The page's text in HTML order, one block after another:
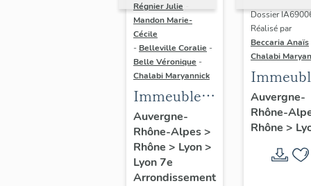
Régnier Julie
Mandon Marie-
Cécile
- Belleville Coralie -
Belle Véronique -
Chalabi Maryannick
Immeubles
du secteur
d'étude La
Guillotière
Auvergne-
Rhône-Alpes>
Rhône > Lyon>
Lyon 7e
Arrondissement
Dossier
Réalisé par
Beccaria Anaïs
Chalabi
des
Trente
rive
Auvergne-
Rhône-
Rhône >